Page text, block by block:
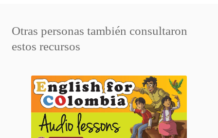
Otras personas también consultaron
estos recursos